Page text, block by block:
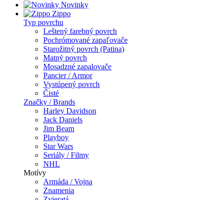
Novinky
Zippo
Typ povrchu
Leštený farebný povrch
Pochrómované zapaľovače
Starožitný povrch (Patina)
Matný povrch
Mosadzné zapalovače
Pancier / Armor
Vystúpený povrch
Čisté
Značky / Brands
Harley Davidson
Jack Daniels
Jim Beam
Playboy
Star Wars
Seriály / Filmy
NHL
Motívy
Armáda / Vojna
Znamenia